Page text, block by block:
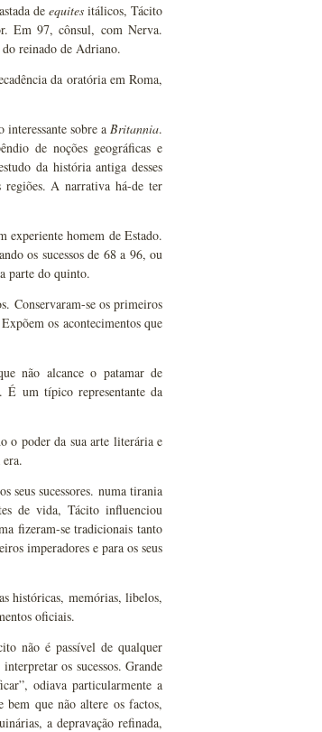
de equitesitálicos, Tácito
Em 97, cônsul, com Nerva.
reinado de Adriano.
da oratória em Roma,
sobre a Britannia.
de noções geográficas e
da história antiga desses
regiões. A narrativa há-de ter
experiente homem de Estado.
os sucessos de 68 a 96, ou
parte do quinto.
Conservaram-se os primeiros
os acontecimentos que
não alcance o patamar de
É um típico representante da
o poder da sua arte literária e
seus sucessores. numa tirania
de vida, Tácito influenciou
fizeram-se tradicionais tanto
imperadores e para os seus
históricas, memórias, libelos,
oficiais.
não é passível de qualquer
os sucessos. Grande
odiava particularmente a
bem que não altere os factos,
a depravação refinada,